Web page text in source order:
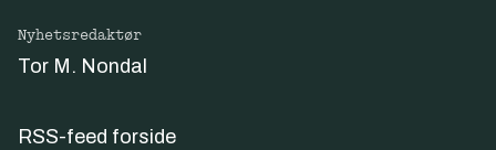
Nyhetsredaktør
Tor M. Nondal
RSS-feed forside